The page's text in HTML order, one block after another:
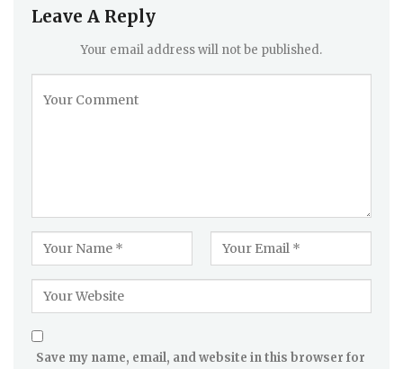
Leave A Reply
Your email address will not be published.
Save my name, email, and website in this browser for